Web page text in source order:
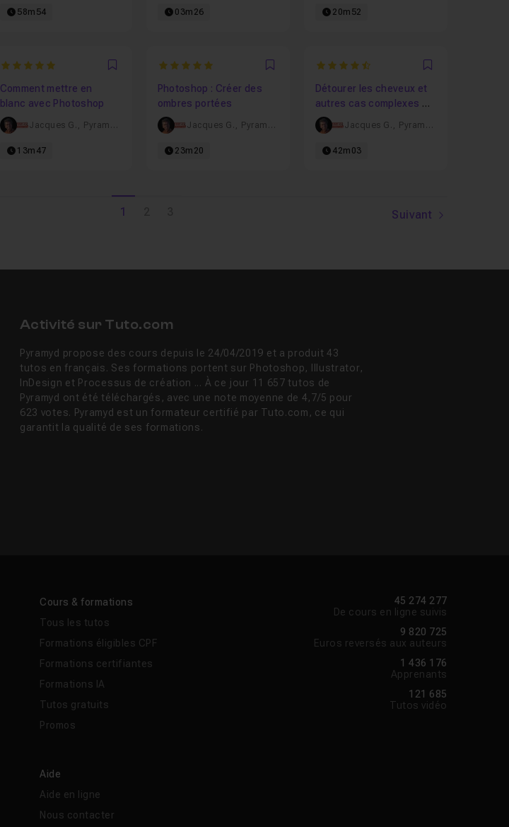
58m54 03m26 20m52
5 Favori
Comment mettre en
blanc avec Photoshop
Jacques G.
13m47
5 Favori
Photoshop : Créer des
ombres portées
Jacques G.
23m20
4.8260869565217 Favori
Détourer les cheveux et
autres cas complexes de
détourage
Jacques G.
42m03
1 Suivant
Activité sur Tuto.com
Pyramyd propose des cours depuis le 24/04/2019 et a produit 43
tutos en français. Ses formations portent sur Photoshop, Illustrator,
InDesign et Processus de création ... À ce jour 11 657 tutos de
Pyramyd ont été téléchargés, avec une note moyenne de 4,7/5 pour
623 votes. Pyramyd est un formateur certifié par Tuto.com, ce qui
garantit la qualité de ses formations.
Cours & formations
Tous les tutos
Formations éligibles CPF
Formations certifiantes
Formations IA
Tutos gratuits
Promos
Aide
Aide en ligne
Nous contacter
45 274 277
De cours en ligne suivis
9 820 725
Euros reversés aux auteurs
1 436 176
Apprenants
121 685
Tutos vidéo